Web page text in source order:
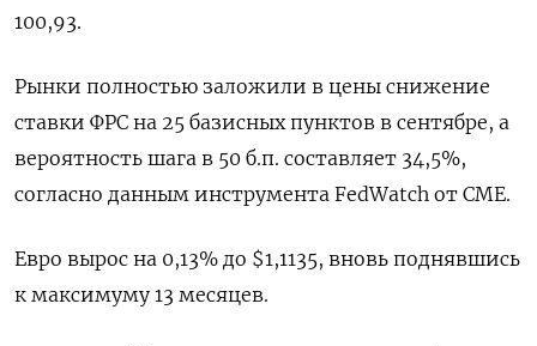
100,93​.
Рынки полностью заложили в цены снижение
ставки ФРС на 25 базисных пунктов в сентябре, а
вероятность шага в 50 б.п. составляет 34,5%,
согласно данным инструмента FedWatch от CME.
Евро вырос на 0,13% до $1,1135, вновь поднявшись
к максимуму 13 месяцев.